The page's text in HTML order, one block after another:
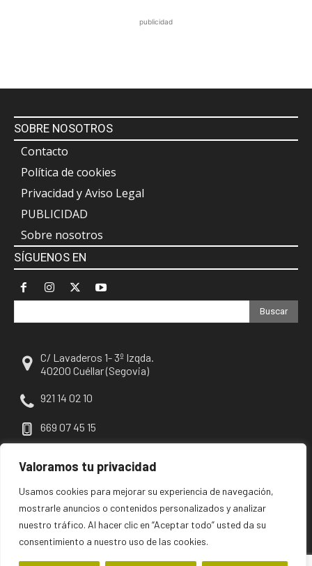
Valoramos tu privacidad
Usamos cookies para mejorar su experiencia de navegación,
mostrarle anuncios o contenidos personalizados y analizar
nuestro tráfico. Al hacer clic en “Aceptar todo” usted da su
consentimiento a nuestro uso de las cookies.
publicidad
SOBRE NOSOTROS
Contacto
Política de cookies
Privacidad y Aviso Legal
PUBLICIDAD
Sobre nosotros
SÍGUENOS EN
Buscar
C/ Lavaderos 1- 3º Izqda.
40200 Cuéllar (Segovia)
921 14 02 10
669 07 45 15